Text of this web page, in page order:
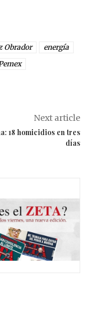
Obrador
energía
Next article
18 homicidios en tres
días